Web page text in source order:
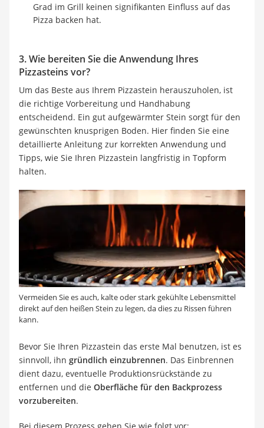
Grad im Grill keinen signifikanten Einfluss auf das
Pizza backen hat.
3. Wie bereiten Sie die Anwendung Ihres
Pizzasteins vor?
Um das Beste aus Ihrem Pizzastein herauszuholen, ist
die richtige Vorbereitung und Handhabung
entscheidend. Ein gut aufgewärmter Stein sorgt für den
gewünschten knusprigen Boden. Hier finden Sie eine
detaillierte Anleitung zur korrekten Anwendung und
Tipps, wie Sie Ihren Pizzastein langfristig in Topform
halten.
Vermeiden Sie es auch, kalte oder stark gekühlte Lebensmittel
direkt auf den heißen Stein zu legen, da dies zu Rissen führen
kann.
Bevor Sie Ihren Pizzastein das erste Mal benutzen, ist es
sinnvoll, ihn gründlich einzubrennen. Das Einbrennen
dient dazu, eventuelle Produktionsrückstände zu
entfernen und die Oberfläche für den Backprozess
vorzubereiten.